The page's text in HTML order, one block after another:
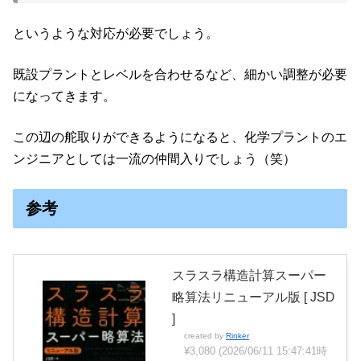
というような対応が必要でしょう。
既設プラントとレベルを合わせるなど、細かい調整が必要
になってきます。
この辺の舵取りができるようになると、化学プラントのエ
ンジニアとしては一流の仲間入りでしょう（笑）
参考
スラスラ構造計算スーパー
略算法リニューアル版 [ JSD
]
created by Rinker
¥3,080 (2026/06/11 15:47:41時